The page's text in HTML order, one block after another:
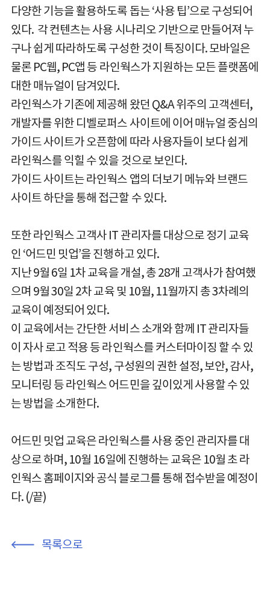
다양한 기능을 활용하도록 돕는 ‘사용 팁’으로 구성되어
있다. 각 컨텐츠는 사용 시나리오 기반으로 만들어져 누
구나 쉽게 따라하도록 구성한 것이 특징이다. 모바일은
물론 PC웹, PC앱 등 라인웍스가 지원하는 모든 플랫폼에
대한 매뉴얼이 담겨있다.
라인웍스가 기존에 제공해 왔던 Q&A 위주의 고객센터,
개발자를 위한 디벨로퍼스 사이트에 이어 매뉴얼 중심의
가이드 사이트가 오픈함에 따라 사용자들이 보다 쉽게
라인웍스를 익힐 수 있을 것으로 보인다.
가이드 사이트는 라인웍스 앱의 더보기 메뉴와 브랜드
사이트 하단을 통해 접근할 수 있다.
또한 라인웍스 고객사 IT 관리자를 대상으로 정기 교육
인 ‘어드민 밋업’을 진행하고 있다.
지난 9월 6일 1차 교육을 개설, 총 28개 고객사가 참여했
으며 9월 30일 2차 교육 및 10월, 11월까지 총 3차례의
교육이 예정되어 있다.
이 교육에서는 간단한 서비스 소개와 함께 IT 관리자들
이 자사 로고 적용 등 라인웍스를 커스터마이징 할 수 있
는 방법과 조직도 구성, 구성원의 권한 설정, 보안, 감사,
모니터링 등 라인웍스 어드민을 깊이있게 사용할 수 있
는 방법을 소개한다.
어드민 밋업 교육은 라인웍스를 사용 중인 관리자를 대
상으로 하며, 10월 16일에 진행하는 교육은 10월 초 라
인웍스 홈페이지와 공식 블로그를 통해 접수받을 예정이
다. (/끝)
목록으로